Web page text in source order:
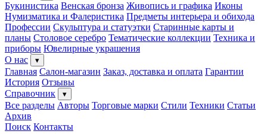
Букинистика Венская бронза Живопись и графика Иконы
Нумизматика и Фалеристика Предметы интерьера и обихода
Профессии Скульптура и статуэтки Старинные карты и
планы Столовое серебро Тематические коллекции Техника и
приборы Ювелирные украшения
О нас
▾
Главная Салон-магазин Заказ, доставка и оплата Гарантии
История Отзывы
Справочник
▾
Все разделы Авторы Торговые марки Стили Техники Статьи
Архив
Поиск Контакты